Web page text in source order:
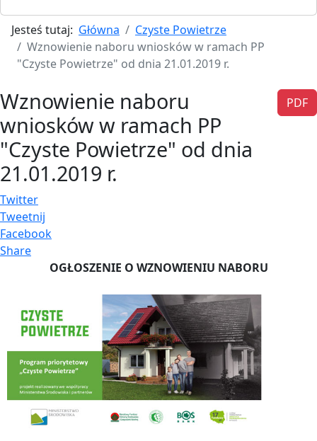
Jesteś tutaj: Główna
Czyste Powietrze
Wznowienie naboru wniosków w ramach PP
"Czyste Powietrze" od dnia 21.01.2019 r.
PDF
Wznowienie naboru
wniosków w ramach PP
"Czyste Powietrze" od dnia
21.01.2019 r.
Twitter
Tweetnij
Facebook
Share
OGŁOSZENIE O WZNOWIENIU NABORU